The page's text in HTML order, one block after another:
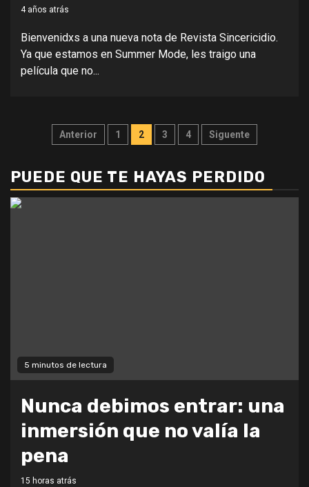
4 años atrás
Bienvenidxs a una nueva nota de Revista Sincericidio.
Ya que estamos en Summer Mode, les traigo una
película que no...
Paginación
entradas
Anterior 1 2 3 4 Siguente
PUEDE QUE TE HAYAS PERDIDO
5 minutos de lectura
Nunca debimos entrar: una
inmersión que no valía la
pena
15 horas atrás